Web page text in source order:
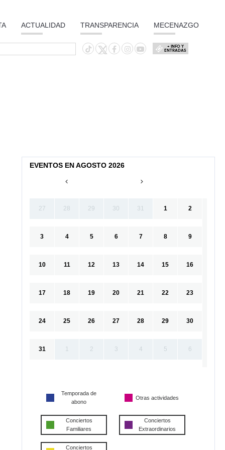
ACTUALIDAD TRANSPARENCIA MECENAZGO
+ INFO Y
ENTRADAS
EVENTOS EN AGOSTO 2026
27 28 29 30 31 1 2
3 4 5 6 7 8 9
10 11 12 13 14 15 16
17 18 19 20 21 22 23
24 25 26 27 28 29 30
31 1 2 3 4 5 6
Temporada de
abono
Otras actividades
Conciertos
Familiares
Conciertos
Extraordinarios
Conciertos